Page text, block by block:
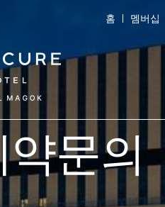
홈 멤버십
약문의